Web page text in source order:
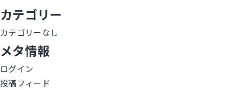
ゲ
ー
シ
ョ
カテゴリー
カテゴリーなし
メタ情報
ログイン
投稿フィード